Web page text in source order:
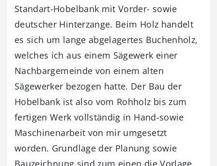
Standart-Hobelbank mit Vorder- sowie
deutscher Hinterzange. Beim Holz handelt
es sich um lange abgelagertes Buchenholz,
welches ich aus einem Sägewerk einer
Nachbargemeinde von einem alten
Sägewerker bezogen hatte. Der Bau der
Hobelbank ist also vom Rohholz bis zum
fertigen Werk vollständig in Hand-sowie
Maschinenarbeit von mir umgesetzt
worden. Grundlage der Planung sowie
Bauzeichnung sind zum einen die Vorlage